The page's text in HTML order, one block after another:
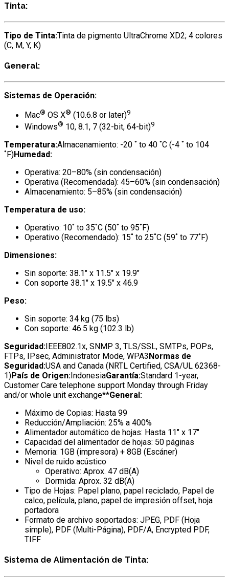
Tinta:
Tipo de Tinta:Tinta de pigmento UltraChrome XD2; 4 colores
(C, M, Y, K)
General:
Sistemas de Operación:
Mac® OS X® (10.6.8 or later)9
Windows® 10, 8.1, 7 (32-bit, 64-bit)9
Temperatura:Almacenamiento: -20 ˚ to 40 ˚C (-4 ˚ to 104
˚F)Humedad:
Operativa: 20–80% (sin condensación)
Operativa (Recomendada): 45–60% (sin condensación)
Almacenamiento: 5–85% (sin condensación)
Temperatura de uso:
Operativo: 10˚ to 35˚C (50˚ to 95˚F)
Operativo (Recomendado): 15˚ to 25˚C (59˚ to 77˚F)
Dimensiones:
Sin soporte: 38.1″ x 11.5″ x 19.9″
Con soporte 38.1″ x 19.5″ x 46.9
Peso:
Sin soporte: 34 kg (75 lbs)
Con soporte: 46.5 kg (102.3 lb)
Seguridad:IEEE802.1x, SNMP 3, TLS/SSL, SMTPs, POPs,
FTPs, IPsec, Administrator Mode, WPA3Normas de
Seguridad:USA and Canada (NRTL Certified, CSA/UL 62368-
1)País de Origen:IndonesiaGarantía:Standard 1-year,
Customer Care telephone support Monday through Friday
and/or whole unit exchange**General:
Máximo de Copias: Hasta 99
Reducción/Ampliación: 25% a 400%
Alimentador automático de hojas: Hasta 11″ x 17″
Capacidad del alimentador de hojas: 50 páginas
Memoria: 1GB (impresora) + 8GB (Escáner)
Nivel de ruido acústico
Operativo: Aprox. 47 dB(A)
Dormida: Aprox. 32 dB(A)
Tipo de Hojas: Papel plano, papel reciclado, Papel de
calco, película, plano, papel de impresión offset, hoja
portadora
Formato de archivo soportados: JPEG, PDF (Hoja
simple), PDF (Multi-Página), PDF/A, Encrypted PDF,
TIFF
Sistema de Alimentación de Tinta: